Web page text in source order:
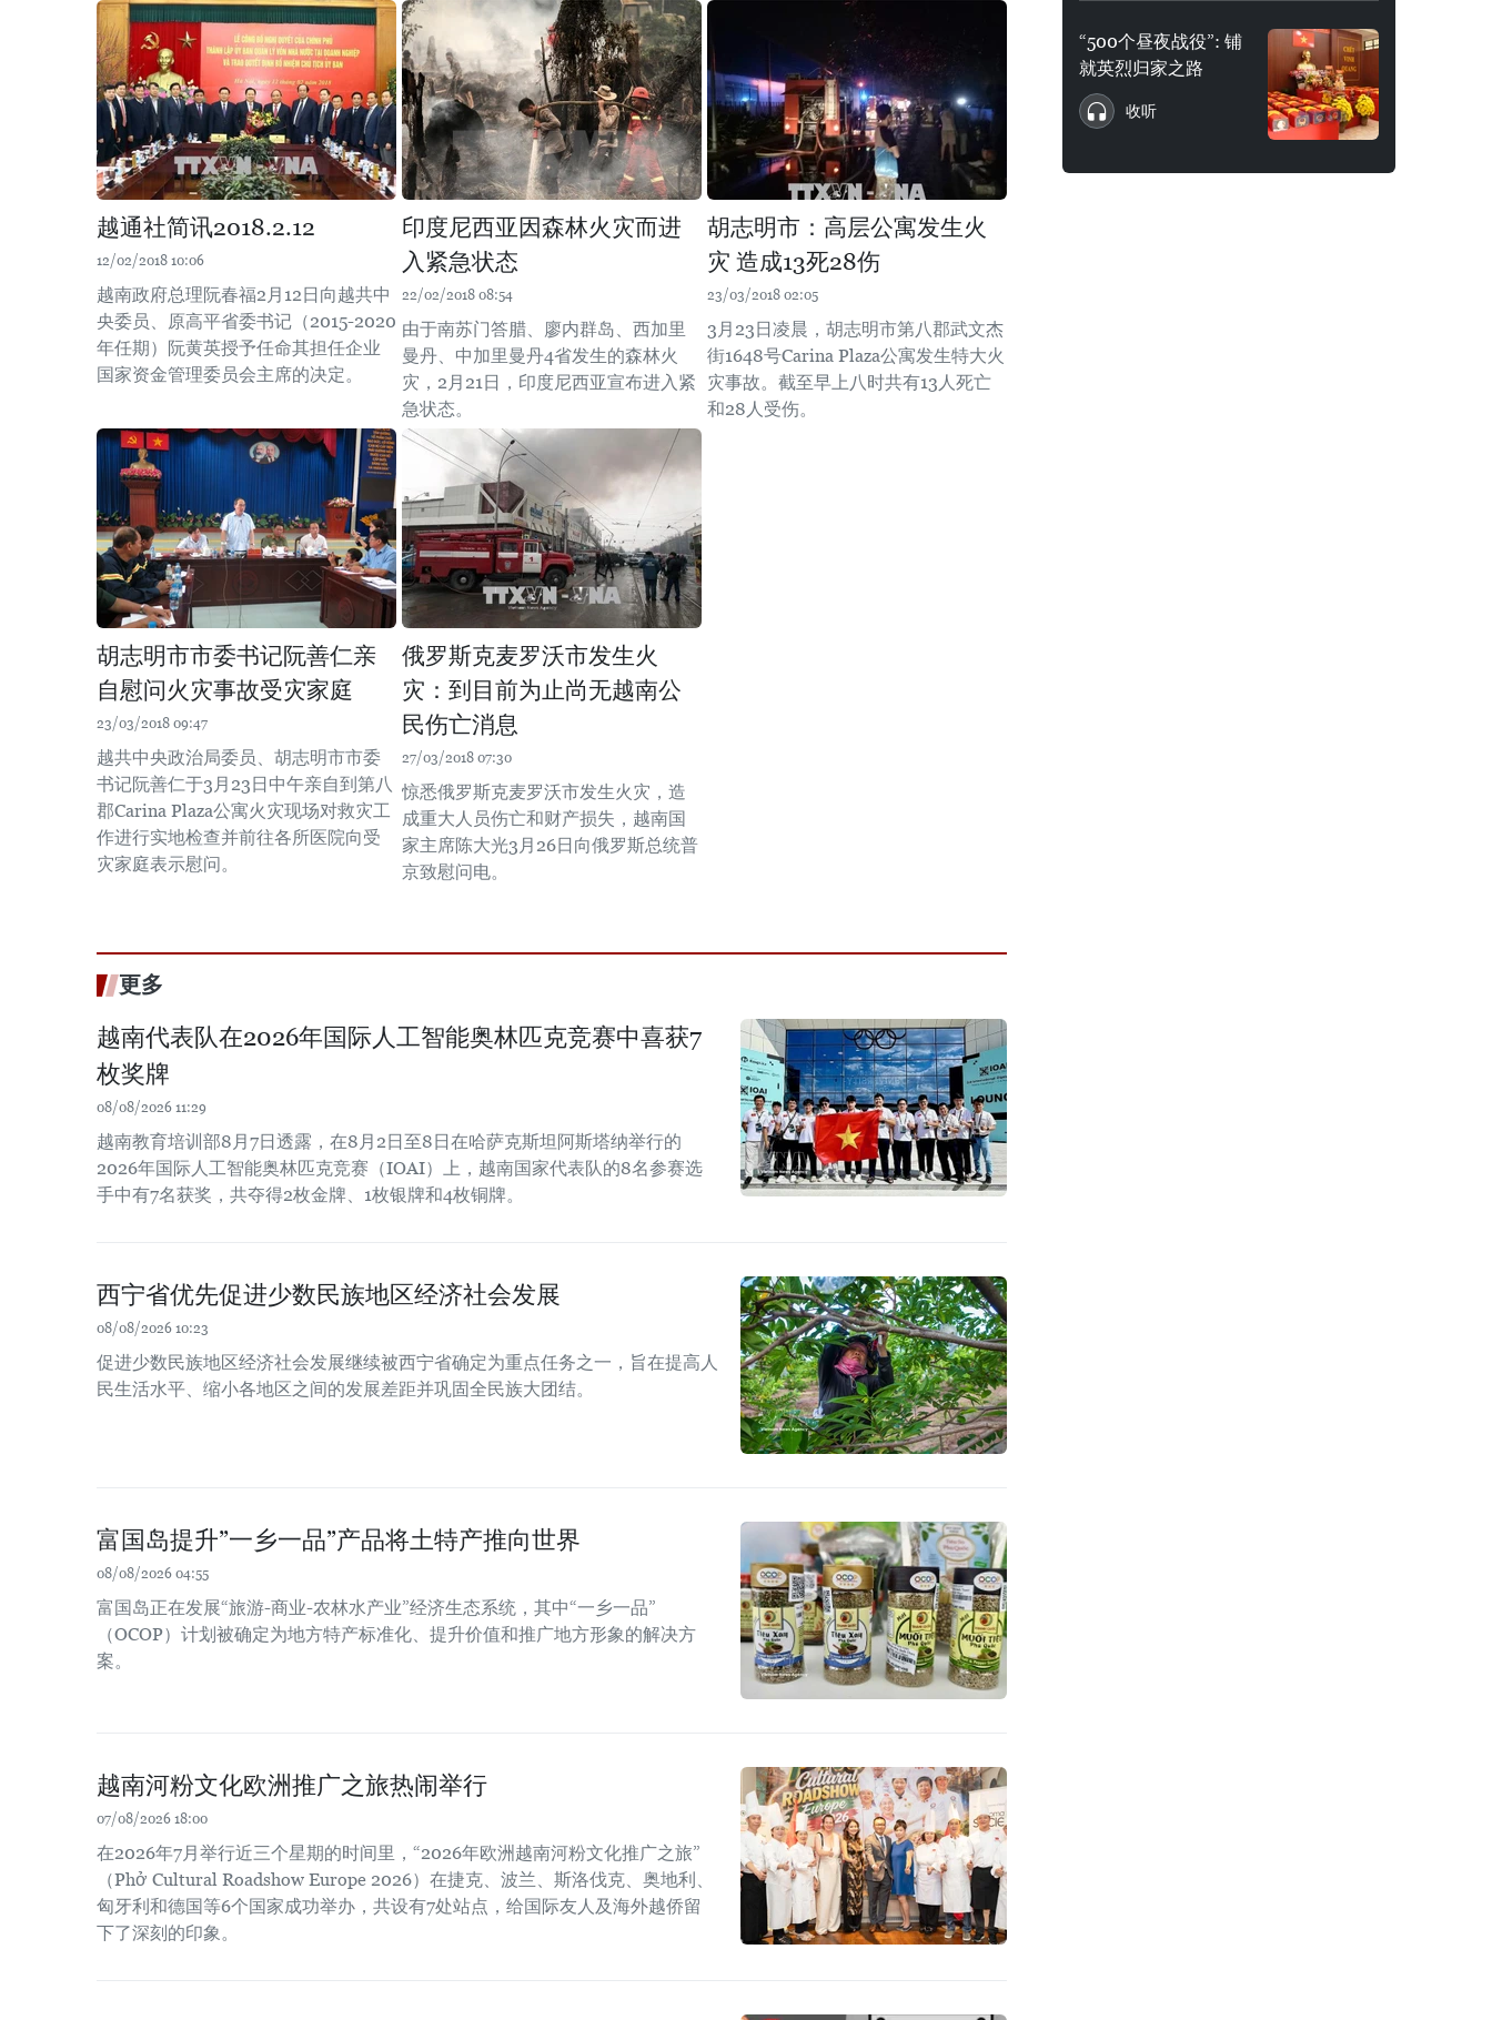
越通社简讯2018.2.12
12/02/2018 10:06
越南政府总理阮春福2月12日向越共中
央委员、原高平省委书记（2015-2020
年任期）阮黄英授予任命其担任企业
国家资金管理委员会主席的决定。
印度尼西亚因森林火灾而进
入紧急状态
22/02/2018 08:54
由于南苏门答腊、廖内群岛、西加里
曼丹、中加里曼丹4省发生的森林火
灾，2月21日，印度尼西亚宣布进入紧
急状态。
胡志明市：高层公寓发生火
灾 造成13死28伤
23/03/2018 02:05
3月23日凌晨，胡志明市第八郡武文杰
街1648号Carina Plaza公寓发生特大火
灾事故。截至早上八时共有13人死亡
和28人受伤。
胡志明市市委书记阮善仁亲
自慰问火灾事故受灾家庭
23/03/2018 09:47
越共中央政治局委员、胡志明市市委
书记阮善仁于3月23日中午亲自到第八
郡Carina Plaza公寓火灾现场对救灾工
作进行实地检查并前往各所医院向受
灾家庭表示慰问。
俄罗斯克麦罗沃市发生火
灾：到目前为止尚无越南公
民伤亡消息
27/03/2018 07:30
惊悉俄罗斯克麦罗沃市发生火灾，造
成重大人员伤亡和财产损失，越南国
家主席陈大光3月26日向俄罗斯总统普
京致慰问电。
更多
越南代表队在2026年国际人工智能奥林匹克竞赛中喜获7
枚奖牌
08/08/2026 11:29
越南教育培训部8月7日透露，在8月2日至8日在哈萨克斯坦阿斯塔纳举行的
2026年国际人工智能奥林匹克竞赛（IOAI）上，越南国家代表队的8名参赛选
手中有7名获奖，共夺得2枚金牌、1枚银牌和4枚铜牌。
西宁省优先促进少数民族地区经济社会发展
08/08/2026 10:23
促进少数民族地区经济社会发展继续被西宁省确定为重点任务之一，旨在提高人
民生活水平、缩小各地区之间的发展差距并巩固全民族大团结。
富国岛提升”一乡一品”产品将土特产推向世界
08/08/2026 04:55
富国岛正在发展“旅游-商业-农林水产业”经济生态系统，其中“一乡一品”
（OCOP）计划被确定为地方特产标准化、提升价值和推广地方形象的解决方
案。
越南河粉文化欧洲推广之旅热闹举行
07/08/2026 18:00
在2026年7月举行近三个星期的时间里，“2026年欧洲越南河粉文化推广之旅”
（Phở Cultural Roadshow Europe 2026）在捷克、波兰、斯洛伐克、奥地利、
匈牙利和德国等6个国家成功举办，共设有7处站点，给国际友人及海外越侨留
下了深刻的印象。
“500个昼夜战役”: 铺
就英烈归家之路
收听